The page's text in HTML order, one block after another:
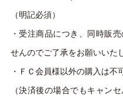
（明記必須）
・受注商品につき、同時販
せんのでご了承をお願いいた
・ＦＣ会員様以外の購入は不
（決済後の場合でもキャン